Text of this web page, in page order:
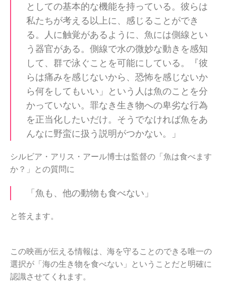
としての基本的な機能を持っている。彼らは
私たちが考える以上に、感じることができ
る。人に触覚があるように、魚には側線とい
う器官がある。側線で水の微妙な動きを感知
して、群で泳ぐことを可能にしている。『彼
らは痛みを感じないから、恐怖を感じないか
ら何をしてもいい」という人は魚のことを分
かっていない。罪なき生き物への卑劣な行為
を正当化したいだけ。そうでなければ魚をあ
んなに野蛮に扱う説明がつかない。」
シルビア・アリス・アール博士は監督の「魚は食べます
か？」との質問に
「魚も、他の動物も食べない」
と答えます。
この映画が伝える情報は、海を守ることのできる唯一の
選択が「海の生き物を食べない」ということだと明確に
認識させてくれます。